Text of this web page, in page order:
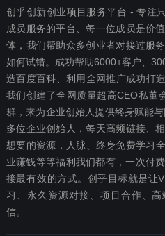
创乎创新创业项目服务平台 - 专注
成员服务的平台、每一位成员是价
体，我们帮助众多创业者对接过服
如何试错。成功帮助6000+客户、
造百度百科、利用全网推广成功打
我们创建了全网质量超高CEO私董
群，来为企业创始人提供终身赋能
多位企业创始人，每天高频链接、
想要‬的资源，人脉、终身免费学习
业赚钱等等福利我们都‬有，一次付
接最有效‬的方式。创乎目标就是让
习、永久资源对接、项目合作、
信。